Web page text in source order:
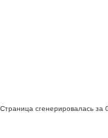
Страница сгенерировалась за